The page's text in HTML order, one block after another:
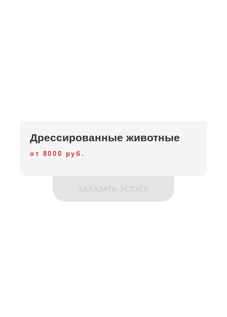
Дрессированные животные
от 8000 руб.
ЗАКАЗАТЬ УСЛУГУ